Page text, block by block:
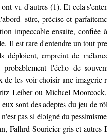
vu d'autres (1). Et cela
sûre, précise et
impeccable ensuite, confiée
Il est rare d'entendre un tout
déploient, empreint de
l'écho de
de les voir choisir une imagerie
Leiber ou Michael
sont des adeptes du jeu de
pas si éloigné du
Fafhrd-Souricier gris et autres